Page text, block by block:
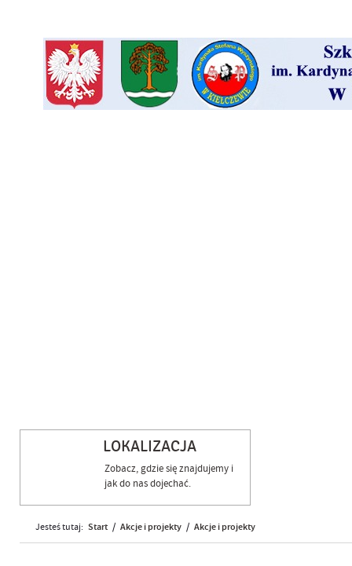
LOKALIZACJA
Zobacz, gdzie się znajdujemy i
jak do nas dojechać.
Jesteś tutaj: Start / Akcje i projekty / Akcje i projekty